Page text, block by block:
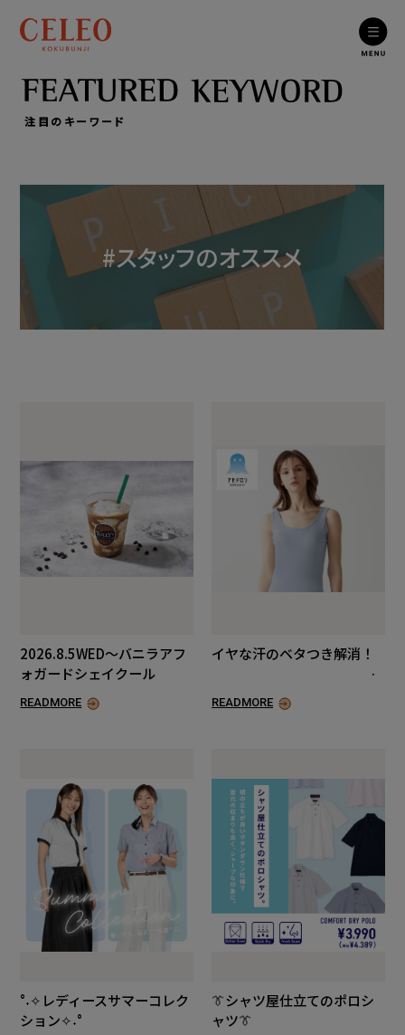
注目のキーワード
#スタッフのオススメ
2026.8.5WED～バニラアフ
ォガードシェイクール
READMORE
イヤな汗のベタつき解消！
READMORE
°˖✧レディースサマーコレク
ション✧˖°
👔シャツ屋仕立てのポロシ
ャツ👔